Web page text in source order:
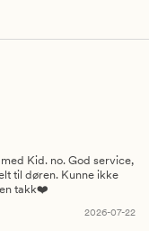
Kid. no. God service,
til døren. Kunne ikke
takk❤️
2026-07-22